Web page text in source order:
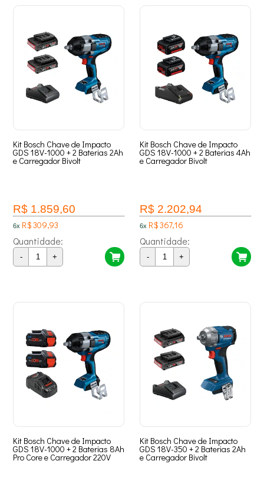
Kit Bosch Chave de Impacto
GDS 18V-1000 + 2 Baterias 2Ah
e Carregador Bivolt
R$ 1.859,60
6x R$ 309,93
Quantidade:
- +
Kit Bosch Chave de Impacto
GDS 18V-1000 + 2 Baterias 4Ah
e Carregador Bivolt
R$ 2.202,94
6x R$ 367,16
Quantidade:
- +
Kit Bosch Chave de Impacto
GDS 18V-1000 + 2 Baterias 8Ah
Pro Core e Carregador 220V
Kit Bosch Chave de Impacto
GDS 18V-350 + 2 Baterias 2Ah
e Carregador Bivolt